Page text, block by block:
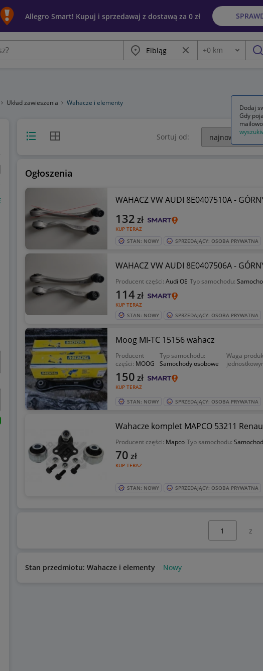
Allegro Smart! Kupuj i sprzedawaj z dostawą za 0 zł
Miasto Wyczyść frazę
Odległość
+0 km
Układ zawieszenia Wahacze i elementy
Widok listyWidok siatki Sortuj od:
Ogłoszenia
WAHACZ VW AUDI 8E0407510A -
KUP TERAZ
132 zł
STAN: NOWY SPRZEDAJĄCY: OSOBA PRYWATNA
WAHACZ VW AUDI 8E0407506A -
Producent części: Audi OE Typ samochodu:
KUP TERAZ
114 zł
STAN: NOWY SPRZEDAJĄCY: OSOBA PRYWATNA
Moog MI-TC 15156 wahacz
Producent
części: MOOG
Typ samochodu:
Samochody osobowe
Waga
KUP TERAZ
150 zł
STAN: NOWY SPRZEDAJĄCY: OSOBA PRYWATNA
Wahacze komplet MAPCO 53211
Producent części: Mapco Typ samochodu:
KUP TERAZ
70 zł
STAN: NOWY SPRZEDAJĄCY: OSOBA PRYWATNA
z
Stan przedmiotu: Wahacze i elementy Nowy
Dodaj
Gdy